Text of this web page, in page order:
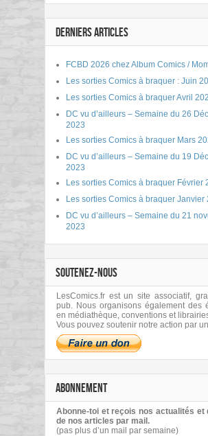
DERNIERS ARTICLES
FCBD 2026 chez Album Comics /
Les sorties Comics à braquer : Juin
Les sorties Comics à braquer Avril
DC vu d’ailleurs – Semaine du 26
2023
Les sorties Comics à braquer Mars
DC vu d’ailleurs – Semaine du 19
2023
Les sorties Comics à braquer Février
Les sorties Comics à braquer Janvier
DC vu d’ailleurs – Semaine du 21
2023
SOUTENEZ-NOUS
LesComics.fr est un site associatif,
pub. Nous organisons également des
en médiathèque, conventions et
Vous pouvez soutenir notre action par
ABONNEMENT
Abonne-toi et reçois nos actualités et
de nos articles par mail.
(pas plus d’un mail par semaine)